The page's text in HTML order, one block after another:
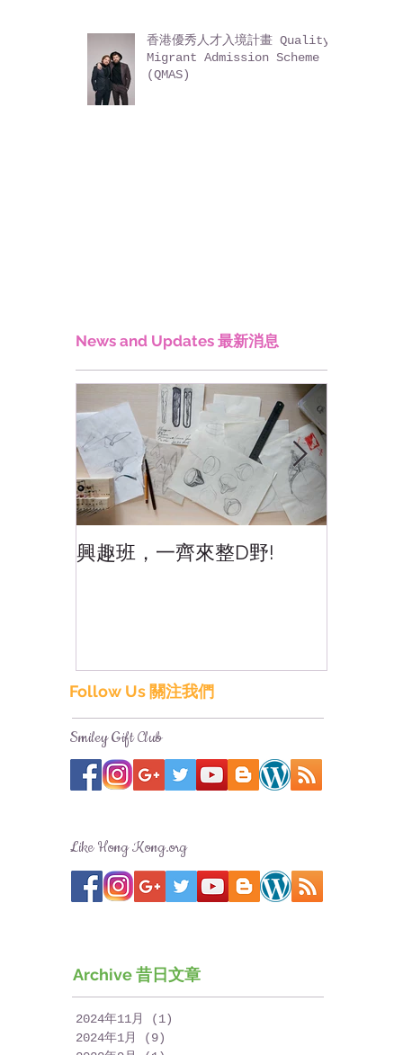
香港優秀人才入境計畫 Quality
Migrant Admission Scheme
(QMAS)
News and Updates 最新消息
興趣班，一齊來整D野!
Follow Us 關注我們
Smiley Gift Club
Like Hong Kong.org
Archive 昔日文章
2024年11月 (1)
2024年1月
(9)